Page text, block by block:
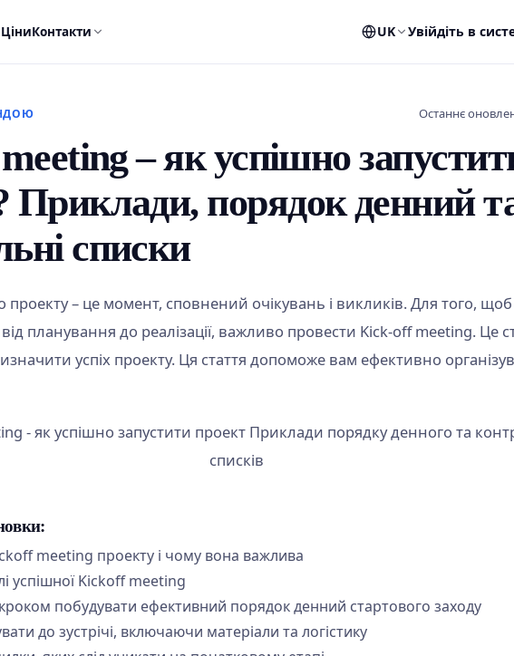
ЦіниКонтакти UK Увійдіть в
Останнє
– як успішно
Приклади, порядок денний
списки
проекту – це момент, сповнений очікувань і викликів. Для того,
планування до реалізації, важливо провести Kick-off meeting. Це
успіх проекту. Ця стаття допоможе вам ефективно
meeting проекту і чому вона важлива
успішної Kickoff meeting
побудувати ефективний порядок денний стартового заходу
до зустрічі, включаючи матеріали та логістику